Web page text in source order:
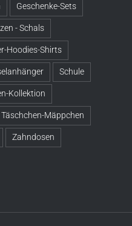
Geschenke-Sets
- Schals
Hoodies-Shirts
Schule
Kollektion
Täschchen-Mäppchen
Zahndosen